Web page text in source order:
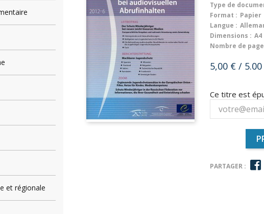
et régionale
Type de
Format : Papier
Langue :
Dimensions : A4
Nombre de
5,00 € / 5.00
Ce titre est
PARTAGER :